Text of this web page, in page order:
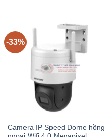
-33%
Camera IP Speed Dome hồng